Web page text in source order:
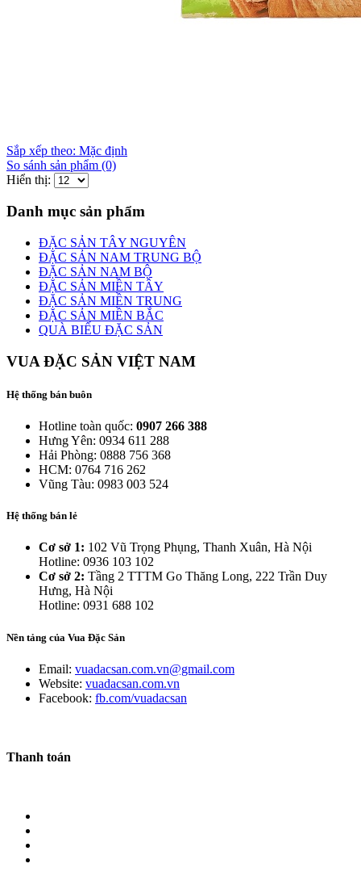
Sắp xếp theo: Mặc định
So sánh sản phẩm (0)
Hiển thị:
Danh mục sản phẩm
ĐẶC SẢN TÂY NGUYÊN
ĐẶC SẢN NAM TRUNG BỘ
ĐẶC SẢN NAM BỘ
ĐẶC SẢN MIỀN TÂY
ĐẶC SẢN MIỀN TRUNG
ĐẶC SẢN MIỀN BẮC
QUÀ BIẾU ĐẶC SẢN
VUA ĐẶC SẢN VIỆT NAM
Hệ thống bán buôn
Hotline toàn quốc: 0907 266 388
Hưng Yên: 0934 611 288
Hải Phòng: 0888 756 368
HCM: 0764 716 262
Vũng Tàu: 0983 003 524
Hệ thống bán lẻ
Cơ sở 1: 102 Vũ Trọng Phụng, Thanh Xuân, Hà Nội
Hotline: 0936 103 102
Cơ sở 2: Tầng 2 TTTM Go Thăng Long, 222 Trần Duy
Hưng, Hà Nội
Hotline: 0931 688 102
Nền tảng của Vua Đặc Sản
Email: vuadacsan.com.vn@gmail.com
Website: vuadacsan.com.vn
Facebook: fb.com/vuadacsan
Thanh toán